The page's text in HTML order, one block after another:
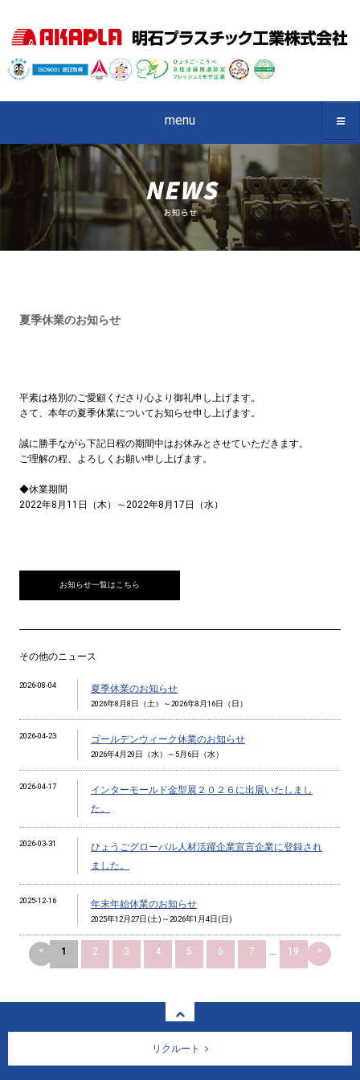
menu
夏季休業のお知らせ
平素は格別のご愛顧くださり心より御礼申し上げます。
さて、本年の夏季休業についてお知らせ申し上げます。
誠に勝手ながら下記日程の期間中はお休みとさせていただきます。
ご理解の程、よろしくお願い申し上げます。
◆休業期間
2022年8月11日（木）～2022年8月17日（水）
お知らせ一覧はこちら
その他のニュース
2026-08-04 夏季休業のお知らせ
2026年8月8日（土）～2026年8月16日（日）
2026-04-23 ゴールデンウィーク休業のお知らせ
2026年4月29日（水）～5月6日（水）
2026-04-17
インターモールド金型展２０２６に出展いたしまし
た。
2026-03-31
ひょうごグローバル人材活躍企業宣言企業に登録され
ました。
2025-12-16 年末年始休業のお知らせ
2025年12月27日(土)～2026年1月4日(日)
< 1 2 3 4 5 6 7 19 >
リクルート